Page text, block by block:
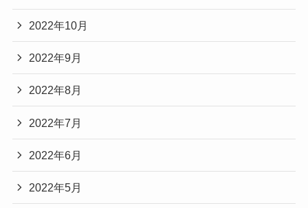
2022年10月
2022年9月
2022年8月
2022年7月
2022年6月
2022年5月